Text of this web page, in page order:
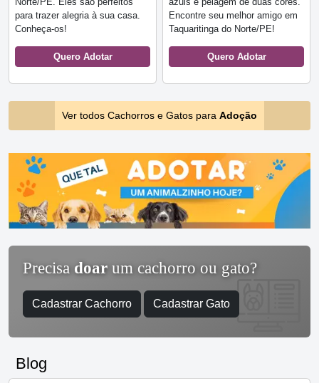
para trazer alegria à sua casa.
Conheça-os!
Quero Adotar
Encontre seu melhor amigo em
Taquaritinga do Norte/PE!
Quero Adotar
Ver todos Cachorros e Gatos para Adoção
Precisa doar um cachorro ou gato?
Cadastrar Cachorro Cadastrar Gato
Blog